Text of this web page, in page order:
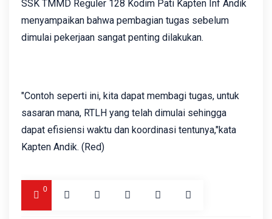
SSK TMMD Reguler 128 Kodim Pati Kapten Inf Andik
menyampaikan bahwa pembagian tugas sebelum
dimulai pekerjaan sangat penting dilakukan.
"Contoh seperti ini, kita dapat membagi tugas, untuk
sasaran mana, RTLH yang telah dimulai sehingga
dapat efisiensi waktu dan koordinasi tentunya,"kata
Kapten Andik. (Red)
0